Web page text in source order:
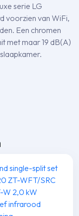
serie LG
voorzien van WiFi,
Een chromen
met maar 19 dB(A)